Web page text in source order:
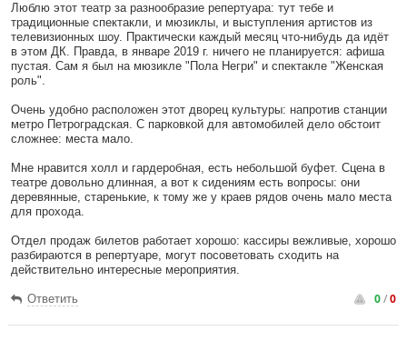
Люблю этот театр за разнообразие репертуара: тут тебе и
традиционные спектакли, и мюзиклы, и выступления артистов из
телевизионных шоу. Практически каждый месяц что-нибудь да идёт
в этом ДК. Правда, в январе 2019 г. ничего не планируется: афиша
пустая. Сам я был на мюзикле "Пола Негри" и спектакле "Женская
роль".
Очень удобно расположен этот дворец культуры: напротив станции
метро Петроградская. С парковкой для автомобилей дело обстоит
сложнее: места мало.
Мне нравится холл и гардеробная, есть небольшой буфет. Сцена в
театре довольно длинная, а вот к сидениям есть вопросы: они
деревянные, старенькие, к тому же у краев рядов очень мало места
для прохода.
Отдел продаж билетов работает хорошо: кассиры вежливые, хорошо
разбираются в репертуаре, могут посоветовать сходить на
действительно интересные мероприятия.
Ответить 0/0